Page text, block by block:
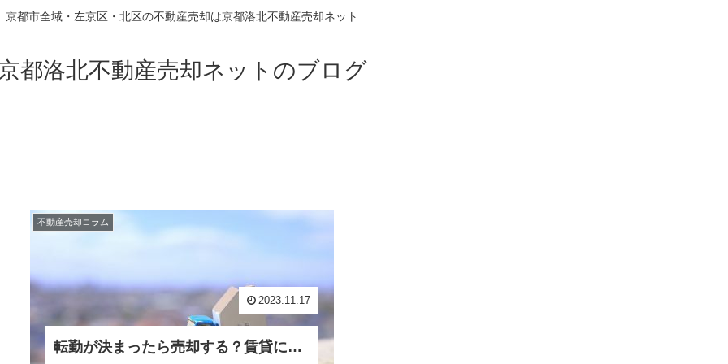
京都市全域・左京区・北区の不動産売却は京都洛北不動産売却ネット
都洛北不動産売却ネットのブログ
不動産売却コラム
転勤が決まったら売却する？賃貸に出す？マイホームに関する転勤時の対処方法について
2023.11.17